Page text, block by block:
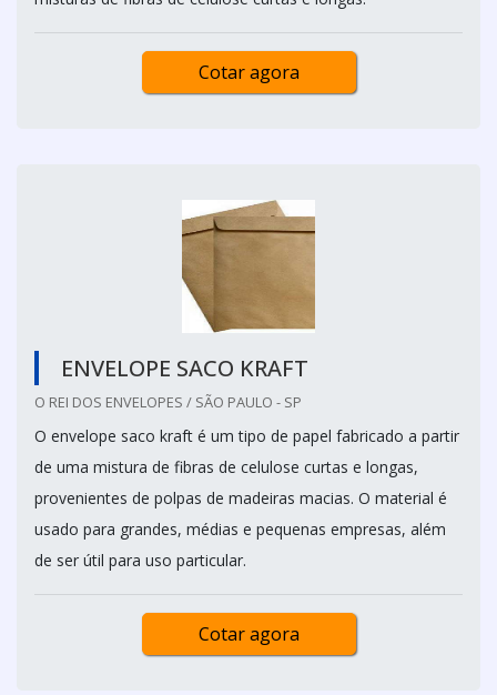
Cotar agora
ENVELOPE SACO KRAFT
O REI DOS ENVELOPES / SÃO PAULO - SP
O envelope saco kraft é um tipo de papel fabricado a partir
de uma mistura de fibras de celulose curtas e longas,
provenientes de polpas de madeiras macias. O material é
usado para grandes, médias e pequenas empresas, além
de ser útil para uso particular.
Cotar agora